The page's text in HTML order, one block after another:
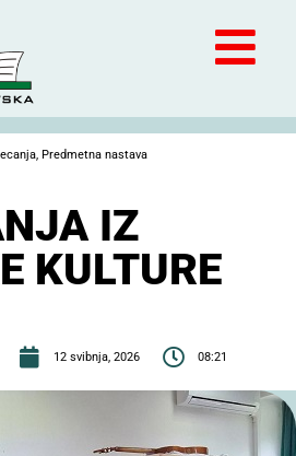
, Predmetna nastava
IZ
KULTURE
12 svibnja, 2026 08:21